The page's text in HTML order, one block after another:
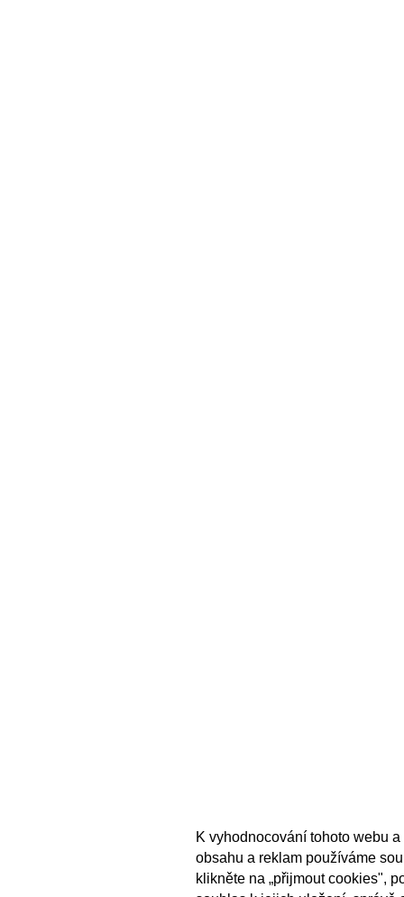
K vyhodnocování tohoto webu
obsahu a reklam používáme
klikněte na „přijmout cookies",